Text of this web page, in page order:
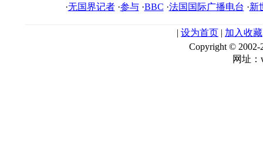
·无国界记者·参与·BBC ·法国国际广播电台 ·新
| 设为首页 | 加入收藏
Copyright ©
网址：